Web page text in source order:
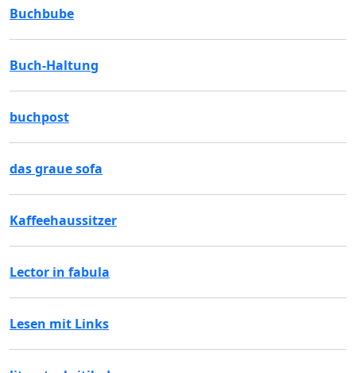
Buchbube
Buch-Haltung
buchpost
das graue sofa
Kaffeehaussitzer
Lector in fabula
Lesen mit Links